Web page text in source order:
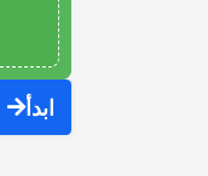
ابدأ